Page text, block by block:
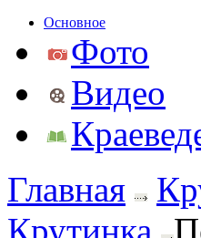
Основное
Фото
Видео
Главная